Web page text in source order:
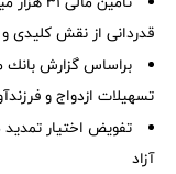
قدردانی از نقش کلیدی
براساس گزارش
تسهیلات ازدواج و
تفویض اختیار
آزاد